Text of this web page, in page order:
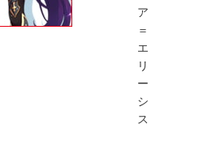
ア
＝
エ
リ
ー
シ
ス